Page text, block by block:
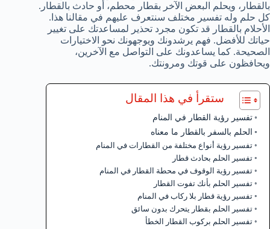
بالقطار، ويحلم البعض الآخر بقطار محطم، أو حادث بالقطار.
كل حلم وله تفسير مختلف سنتعرف عليهم في مقالنا هذا.
الأحلام بالقطار قد تكون مجرد تحذير لمساعدتك على تغيير
حياتك للأفضل. فهم يرشدونك ويوجهونك نحو الاختيارات
الصحيحة. كما يساعدونك على التواصل مع الآخرين،
ويحافظون على قوتك ومرونتك.
ستقرأ في هذا المقال
تفسير رؤية القطار في المنام
الحلم بالسفر بالقطار ما معناه
تفسير رؤية أنواع مختلفة من القطارات في المنام
تفسير الحلم بحادث قطار
تفسير رؤية الوقوف في محطة القطار في المنام
تفسير الحلم بأنك تفوت القطار
تفسير رؤية قطار بلا ركاب في المنام
تفسير الحلم بقطار يتحرك بدون سائق
تفسير الحلم بركوب القطار الخطأ